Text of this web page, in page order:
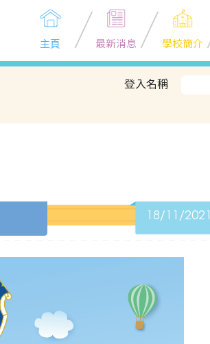
主頁 最新消息 學校簡介
登入名稱
18/11/2021